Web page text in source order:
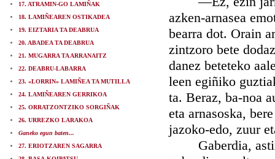
17. ATRAMIN-GO LAMIÑAK
18. LAMIÑEAREN OSTIKADEA
19. EIZTARIA TA DEABRUA
20. ABADEA TA DEABRUA
21. MUGARRA TA ARRANAITZ
22. DEABRU-LABARRA
23. «LORRIN» LAMIÑEA TA MUTILLA
24. LAMIÑEAREN GERRIKOA
25. ORRATZONTZIKO SORGIÑAK
26. URREZKO LARAKOA
Ganeko egun baten...
27. ERIOTZAREN SAGARRA
azken-arnasea
bearra dot. Orain
zintzoro bete
danez beteteko
leen egiñiko
ta. Beraz, ba-noa
eta arnasoska,
jazoko-edo, zuur
Gaberdia,